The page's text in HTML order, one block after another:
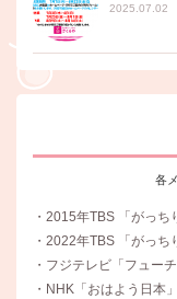
2025.07.02
各
・2015年TBS 「がっち
・2022年TBS 「がっち
・フジテレビ「フュー
・NHK「おはよう日本」